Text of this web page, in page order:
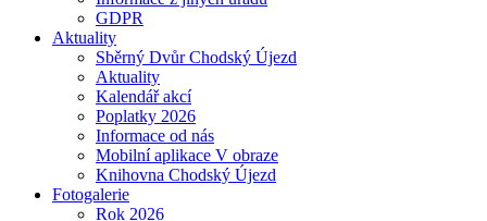
GDPR
Aktuality
Sběrný Dvůr Chodský Újezd
Aktuality
Kalendář akcí
Poplatky 2026
Informace od nás
Mobilní aplikace V obraze
Knihovna Chodský Újezd
Fotogalerie
Rok 2026